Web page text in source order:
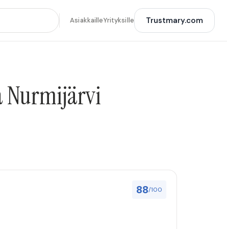
AsiakkailleYrityksille Trustmary.com
Nurmijärvi
88/100